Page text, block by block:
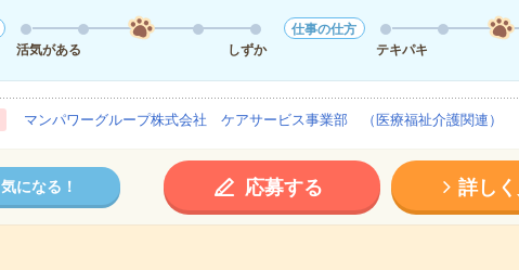
活気がある
しずか
仕事の仕方
テキパキ
マンパワーグループ株式会社 ケアサービス事業部 （医療福祉介護関連）
気になる！ 応募する 詳し